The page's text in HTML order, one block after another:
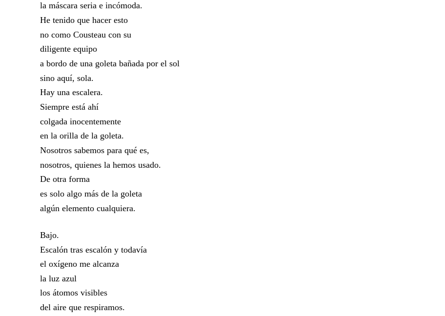
la máscara seria e incómoda.
He tenido que hacer esto
no como Cousteau con su
diligente equipo
a bordo de una goleta bañada por el sol
sino aquí, sola.
Hay una escalera.
Siempre está ahí
colgada inocentemente
en la orilla de la goleta.
Nosotros sabemos para qué es,
nosotros, quienes la hemos usado.
De otra forma
es solo algo más de la goleta
algún elemento cualquiera.
Bajo.
Escalón tras escalón y todavía
el oxígeno me alcanza
la luz azul
los átomos visibles
del aire que respiramos.